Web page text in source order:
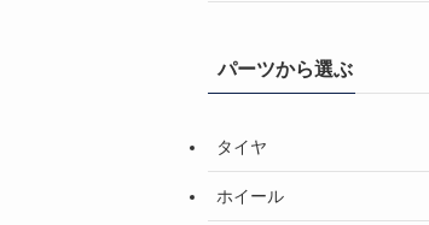
パーツから選ぶ
タイヤ
ホイール